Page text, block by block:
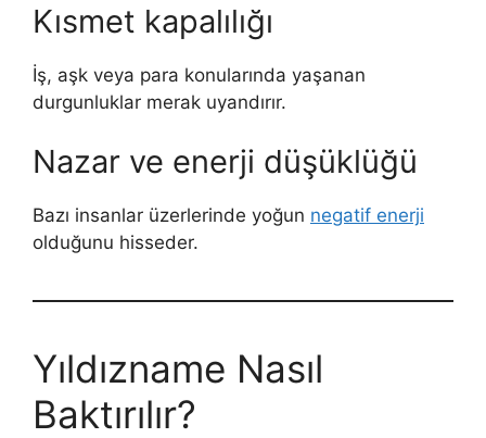
Kısmet kapalılığı
İş, aşk veya para konularında yaşanan
durgunluklar merak uyandırır.
Nazar ve enerji düşüklüğü
Bazı insanlar üzerlerinde yoğun negatif enerji
olduğunu hisseder.
Yıldızname Nasıl
Baktırılır?